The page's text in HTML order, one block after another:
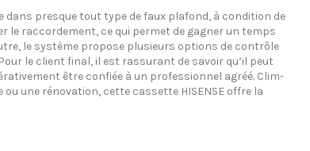
dans presque tout type de faux plafond, à condition de
le raccordement, ce qui permet de gagner un temps
le système propose plusieurs options de contrôle
le client final, il est rassurant de savoir qu’il peut
être confiée à un professionnel agréé. Clim-
une rénovation, cette cassette HISENSE offre la